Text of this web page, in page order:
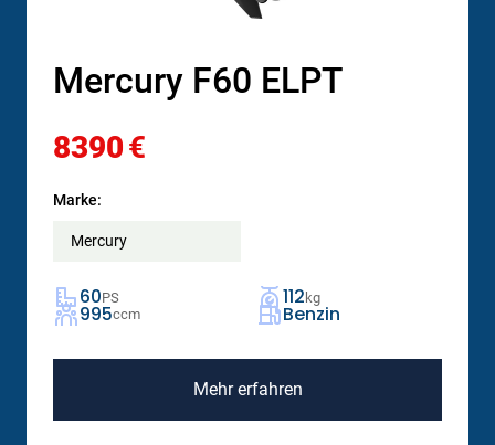
Mercury F60 ELPT
8390€
Marke:
Mercury
60PS 112 kg
995ccm Benzin
Mehr erfahren